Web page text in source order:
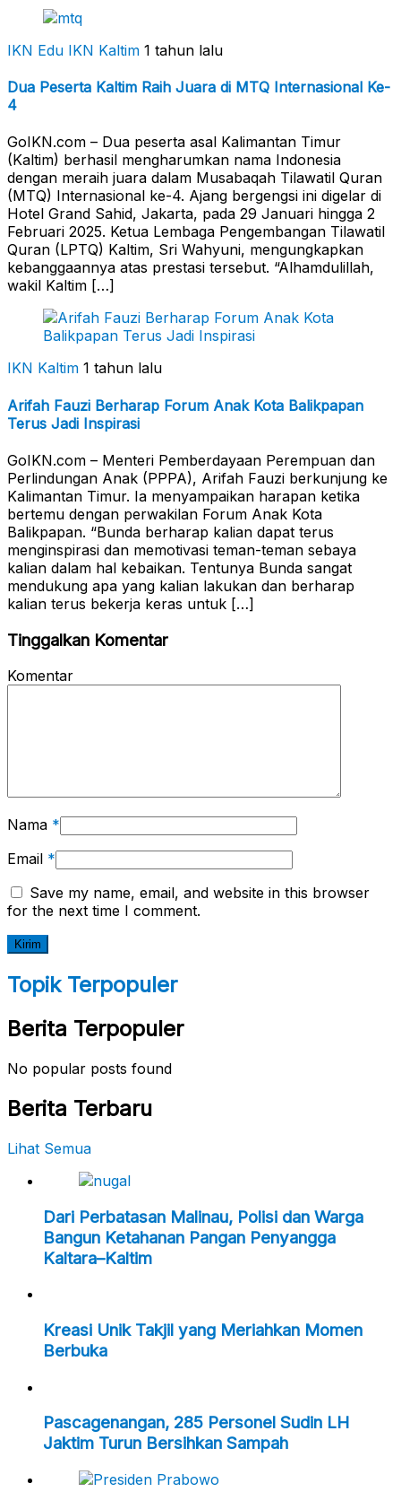
IKN Edu IKN Kaltim 1 tahun lalu
Dua Peserta Kaltim Raih Juara di MTQ Internasional Ke-
4
GoIKN.com – Dua peserta asal Kalimantan Timur
(Kaltim) berhasil mengharumkan nama Indonesia
dengan meraih juara dalam Musabaqah Tilawatil Quran
(MTQ) Internasional ke-4. Ajang bergengsi ini digelar di
Hotel Grand Sahid, Jakarta, pada 29 Januari hingga 2
Februari 2025. Ketua Lembaga Pengembangan Tilawatil
Quran (LPTQ) Kaltim, Sri Wahyuni, mengungkapkan
kebanggaannya atas prestasi tersebut. “Alhamdulillah,
wakil Kaltim […]
IKN Kaltim 1 tahun lalu
Arifah Fauzi Berharap Forum Anak Kota Balikpapan
Terus Jadi Inspirasi
GoIKN.com – Menteri Pemberdayaan Perempuan dan
Perlindungan Anak (PPPA), Arifah Fauzi berkunjung ke
Kalimantan Timur. Ia menyampaikan harapan ketika
bertemu dengan perwakilan Forum Anak Kota
Balikpapan. “Bunda berharap kalian dapat terus
menginspirasi dan memotivasi teman-teman sebaya
kalian dalam hal kebaikan. Tentunya Bunda sangat
mendukung apa yang kalian lakukan dan berharap
kalian terus bekerja keras untuk […]
Tinggalkan Komentar
Komentar
Nama *
Email *
Save my name, email, and website in this browser
for the next time I comment.
Topik Terpopuler
Berita Terpopuler
No popular posts found
Berita Terbaru
Lihat Semua
Dari Perbatasan Malinau, Polisi dan Warga
Bangun Ketahanan Pangan Penyangga
Kaltara–Kaltim
Kreasi Unik Takjil yang Meriahkan Momen
Berbuka
Pascagenangan, 285 Personel Sudin LH
Jaktim Turun Bersihkan Sampah